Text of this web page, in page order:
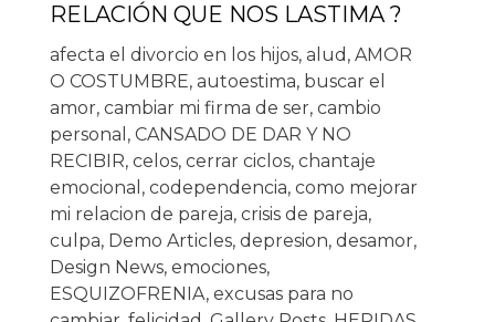
RELACIÓN QUE NOS LASTIMA ?
afecta el divorcio en los hijos, alud , AMOR
O COSTUMBRE, autoestima, buscar el
amor, cambiar mi firma de ser, cambio
personal , CANSADO DE DAR Y NO
RECIBIR, celos, cerrar ciclos, chantaje
emocional , codependencia, como mejorar
mi relacion de pareja, crisis de pareja,
culpa, Demo Articles, depresion, desamor,
Design News, emociones,
ESQUIZOFRENIA, excusas para no